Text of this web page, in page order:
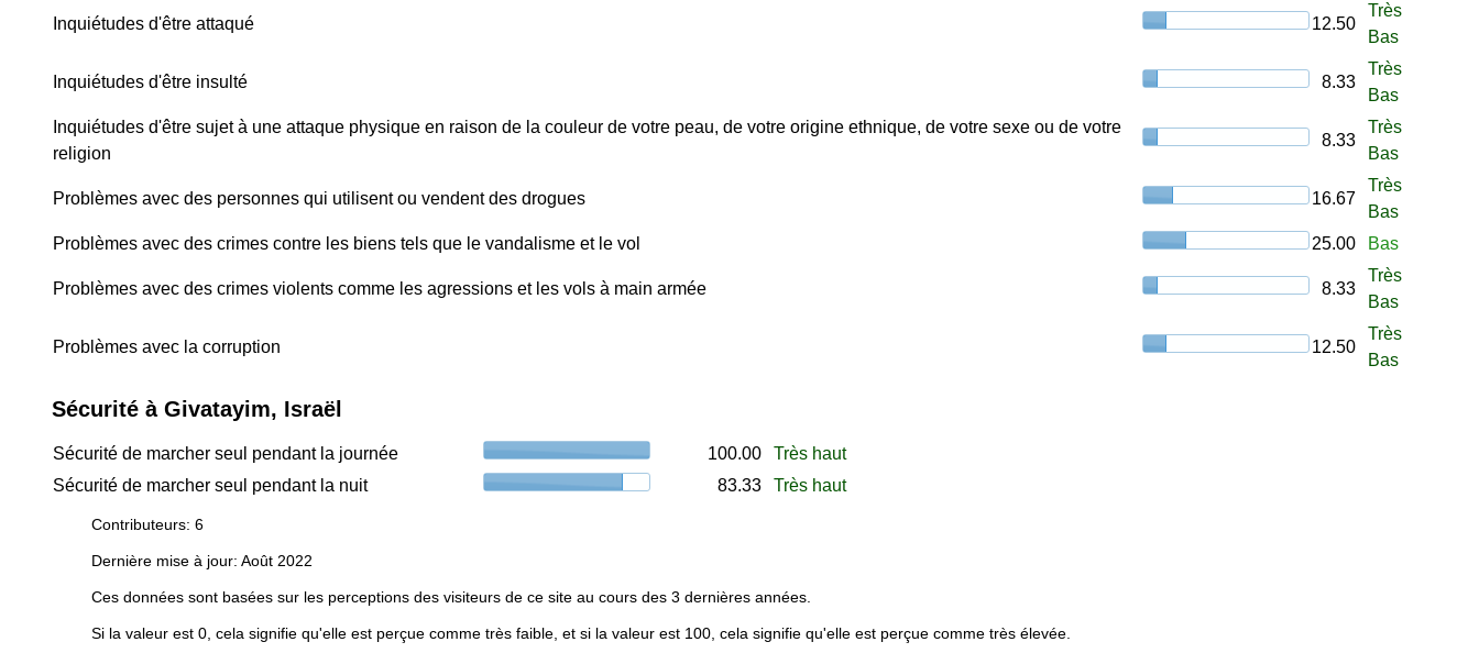
Inquiétudes d'être attaqué 12.50
Très
Bas
Inquiétudes d'être insulté 8.33
Très
Bas
Inquiétudes d'être sujet à une attaque physique en raison de la couleur de votre peau, de votre origine ethnique, de votre sexe ou de votre
religion
8.33
Très
Bas
Problèmes avec des personnes qui utilisent ou vendent des drogues 16.67
Très
Bas
Problèmes avec des crimes contre les biens tels que le vandalisme et le vol
25.00 Bas
Problèmes avec des crimes violents comme les agressions et les vols à main armée 8.33
Très
Bas
Problèmes avec la corruption 12.50
Très
Bas
Sécurité à Givatayim, Israël
Sécurité de marcher seul pendant la journée 100.00
Très haut
Sécurité de marcher seul pendant la nuit
83.33 Très haut
Contributeurs: 6
Dernière mise à jour: Août 2022
Ces données sont basées sur les perceptions des visiteurs de ce site au cours des 3 dernières années.
Si la valeur est 0, cela signifie qu'elle est perçue comme très faible, et si la valeur est 100, cela signifie qu'elle est perçue comme très élevée.